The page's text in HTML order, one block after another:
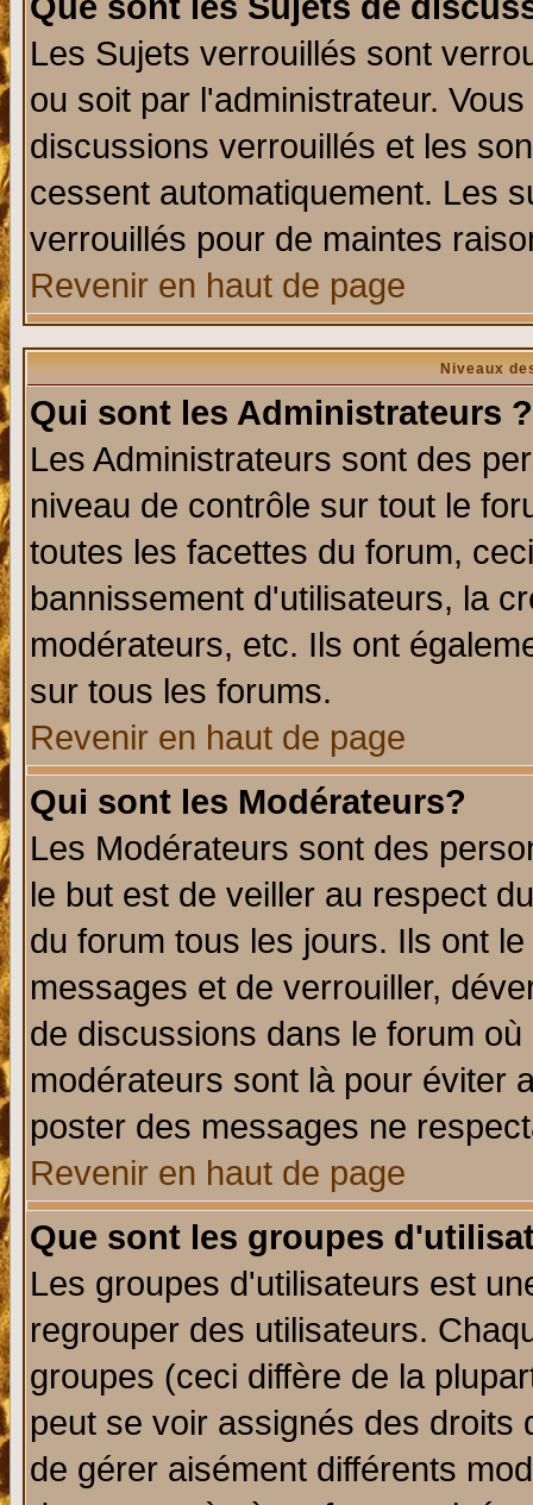
Les Sujets verrouillés sont
ou soit par l'administrateur.
discussions verrouillés et les
cessent automatiquement. Les
verrouillés pour de maintes
Revenir en haut de page
Niveaux
Qui sont les Administrateurs ?
Les Administrateurs sont des
niveau de contrôle sur tout le
toutes les facettes du forum,
bannissement d'utilisateurs, la
modérateurs, etc. Ils ont
sur tous les forums.
Revenir en haut de page
Qui sont les Modérateurs?
Les Modérateurs sont des
le but est de veiller au respect
du forum tous les jours. Ils ont
messages et de verrouiller,
de discussions dans le forum
modérateurs sont là pour éviter
poster des messages ne
Revenir en haut de page
Que sont les groupes
Les groupes d'utilisateurs est
regrouper des utilisateurs.
groupes (ceci diffère de la
peut se voir assignés des
de gérer aisément différents